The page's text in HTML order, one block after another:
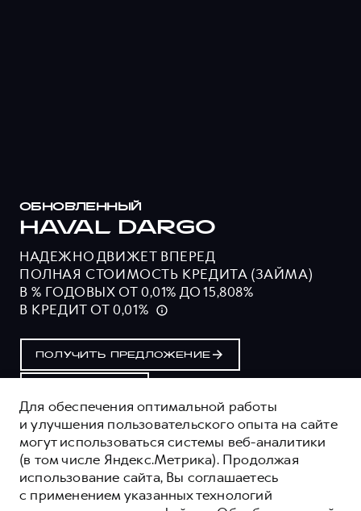
ОБНОВЛЕННЫЙ
HAVAL DARGO
НАДЕЖНО ДВИЖЕТ ВПЕРЕД
ПОЛНАЯ СТОИМОСТЬ КРЕДИТА (ЗАЙМА)
В % ГОДОВЫХ ОТ 0,01% ДО 15,808%
В КРЕДИТ ОТ 0,01%
ПОЛУЧИТЬ ПРЕДЛОЖЕНИЕ
ОЦЕНИВАЙТЕ СВОИ ФИНАНСОВЫЕ
ВОЗМОЖНОСТИ И РИСКИ
ИЗУЧИТЕ ВСЕ УСЛОВИЯ КРЕДИТА (ЗАЙМА) НА
САЙТЕ:
Для обеспечения оптимальной работы
и улучшения пользовательского опыта на сайте
могут использоваться системы веб-аналитики
(в том числе Яндекс.Метрика). Продолжая
использование сайта, Вы соглашаетесь
с применением указанных технологий